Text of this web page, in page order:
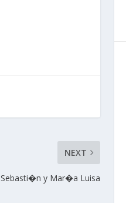
NEXT
Sebasti�n y Mar�a Luisa